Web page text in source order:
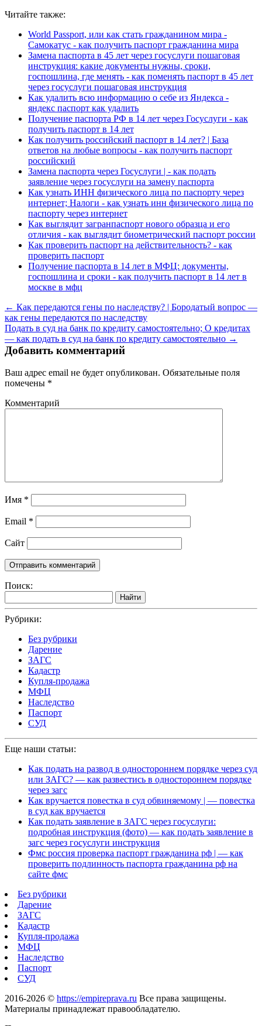
Читайте также:
World Passport, или как стать гражданином мира -
Самокатус - как получить паспорт гражданина мира
Замена паспорта в 45 лет через госуслуги пошаговая
инструкция: какие документы нужны, сроки,
госпошлина, где менять - как поменять паспорт в 45 лет
через госуслуги пошаговая инструкция
Как удалить всю информацию о себе из Яндекса -
яндекс паспорт как удалить
Получение паспорта РФ в 14 лет через Госуслуги - как
получить паспорт в 14 лет
Как получить российский паспорт в 14 лет? | База
ответов на любые вопросы - как получить паспорт
российский
Замена паспорта через Госуслуги | - как подать
заявление через госуслуги на замену паспорта
Как узнать ИНН физического лица по паспорту через
интернет; Налоги - как узнать инн физического лица по
паспорту через интернет
Как выглядит загранпаспорт нового образца и его
отличия - как выглядит биометрический паспорт россии
Как проверить паспорт на действительность? - как
проверить паспорт
Получение паспорта в 14 лет в МФЦ: документы,
госпошлина и сроки - как получить паспорт в 14 лет в
москве в мфц
← Как передаются гены по наследству? | Бородатый вопрос —
как гены передаются по наследству
Подать в суд на банк по кредиту самостоятельно; О кредитах
— как подать в суд на банк по кредиту самостоятельно →
Добавить комментарий
Ваш адрес email не будет опубликован. Обязательные поля
помечены *
Комментарий
Имя *
Email *
Сайт
Поиск:
Найти
Рубрики:
Без рубрики
Дарение
ЗАГС
Кадастр
Купля-продажа
МФЦ
Наследство
Паспорт
СУД
Еще наши статьи:
Как подать на развод в одностороннем порядке через суд
или ЗАГС? — как развестись в одностороннем порядке
через загс
Как вручается повестка в суд обвиняемому | — повестка
в суд как вручается
Как подать заявление в ЗАГС через госуслуги:
подробная инструкция (фото) — как подать заявление в
загс через госуслуги инструкция
Фмс россия проверка паспорт гражданина рф | — как
проверить подлинность паспорта гражданина рф на
сайте фмс
Без рубрики
Дарение
ЗАГС
Кадастр
Купля-продажа
МФЦ
Наследство
Паспорт
СУД
2016-2026 © https://empireprava.ru Все права защищены.
Материалы принадлежат правообладателю.